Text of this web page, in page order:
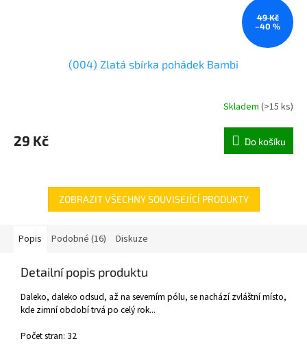
49 Kč
–40 %
(004) Zlatá sbírka pohádek Bambi
Skladem (>15 ks)
29 Kč Do košíku
ZOBRAZIT VŠECHNY SOUVISEJÍCÍ PRODUKTY
Popis Podobné (16) Diskuze
Detailní popis produktu
Daleko, daleko odsud, až na severním pólu, se nachází zvláštní místo,
kde zimní období trvá po celý rok...
Počet stran: 32